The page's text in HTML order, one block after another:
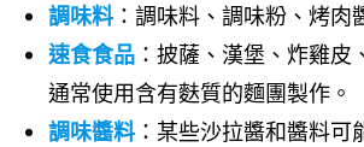
調味料：調味料、調味粉、烤肉
速食食品 ：披薩、漢堡、炸雞皮
通常使用含有麩質的麵團製作。
調味醬料：某些沙拉醬和醬料可